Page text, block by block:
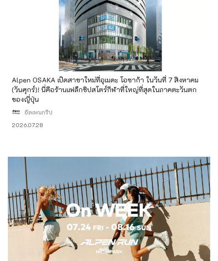
Alpen OSAKA เปิดสาขาใหม่ที่อุเมดะ โอซาก้า ในวันที่ 7 สิงหาคม
(วันศุกร์)! นี่คือร้านแฟล็กชิปสโตร์กีฬาที่ใหญ่ที่สุดในภาคตะวันตก
ของญี่ปุ่น
อัลเพนกรุ๊ป
2026.07.28